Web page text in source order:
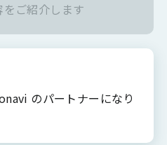
ご紹介します
のパートナーになり